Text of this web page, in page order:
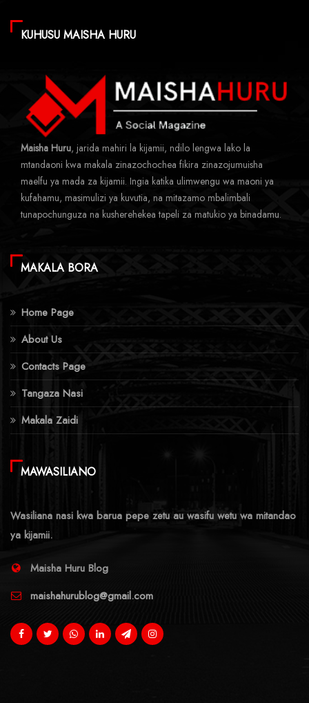
KUHUSU MAISHA HURU
Maisha Huru, jarida mahiri la kijamii, ndilo lengwa lako la
mtandaoni kwa makala zinazochochea fikira zinazojumuisha
maelfu ya mada za kijamii. Ingia katika ulimwengu wa maoni ya
kufahamu, masimulizi ya kuvutia, na mitazamo mbalimbali
tunapochunguza na kusherehekea tapeli za matukio ya binadamu.
MAKALA BORA
Home Page
About Us
Contacts Page
Tangaza Nasi
Makala Zaidi
MAWASILIANO
Wasiliana nasi kwa barua pepe zetu au wasifu wetu wa mitandao
ya kijamii.
Maisha Huru Blog
maishahurublog@gmail.com